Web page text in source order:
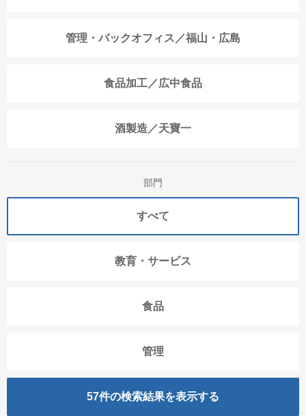
管理・バックオフィス／福山・広島
食品加工／広中食品
酒製造／天寶一
部門
すべて
教育・サービス
食品
管理
57件の検索結果を表示する